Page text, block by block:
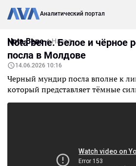
Аналитический портал
Nota Bene Назад
Nota bene. Белое и чёрное
посла в Молдове
14.06.2026 10:16
Черный мундир посла вполне к
который представляет тёмные